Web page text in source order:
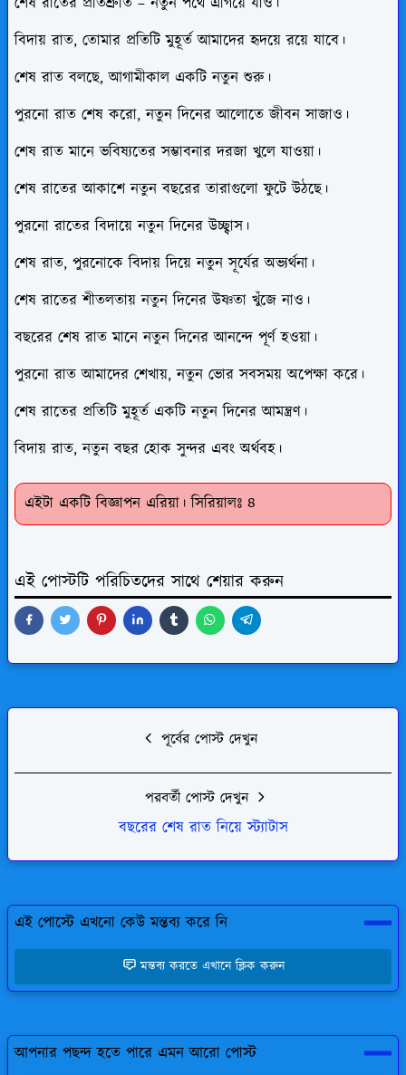
বিদায় রাত, তোমার প্রতিটি মুহূর্ত আমাদের হৃদয়ে রয়ে যাবে।
শেষ রাত বলছে, আগামীকাল একটি নতুন শুরু।
পুরনো রাত শেষ করো, নতুন দিনের আলোতে জীবন সাজাও।
শেষ রাত মানে ভবিষ্যতের সম্ভাবনার দরজা খুলে যাওয়া।
শেষ রাতের আকাশে নতুন বছরের তারাগুলো ফুটে উঠছে।
পুরনো রাতের বিদায়ে নতুন দিনের উচ্ছ্বাস।
শেষ রাত, পুরনোকে বিদায় দিয়ে নতুন সূর্যের অভ্যর্থনা।
শেষ রাতের শীতলতায় নতুন দিনের উষ্ণতা খুঁজে নাও।
বছরের শেষ রাত মানে নতুন দিনের আনন্দে পূর্ণ হওয়া।
পুরনো রাত আমাদের শেখায়, নতুন ভোর সবসময় অপেক্ষা করে।
শেষ রাতের প্রতিটি মুহূর্ত একটি নতুন দিনের আমন্ত্রণ।
বিদায় রাত, নতুন বছর হোক সুন্দর এবং অর্থবহ।
এইটা একটি বিজ্ঞাপন এরিয়া। সিরিয়ালঃ ৪
এই পোস্টটি পরিচিতদের সাথে শেয়ার করুন
পূর্বের পোস্ট দেখুন
পরবর্তী পোস্ট দেখুন
বছরের শেষ রাত নিয়ে স্ট্যাটাস
এই পোস্টে এখনো কেউ মন্তব্য করে নি
মন্তব্য করতে এখানে ক্লিক করুন
আপনার পছন্দ হতে পারে এমন আরো পোস্ট